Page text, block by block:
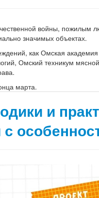
войны, пожилым
значимых объектах.
как Омская
Омский техникум
марта.
и